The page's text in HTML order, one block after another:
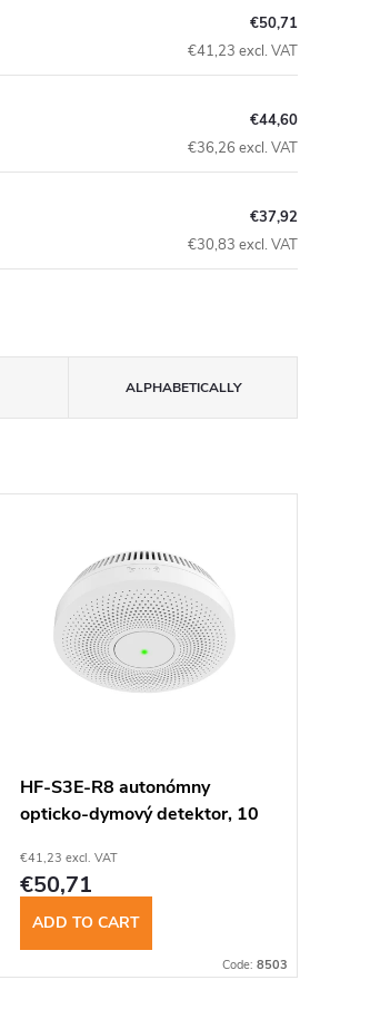
€50,71
€41,23 excl. VAT
€44,60
€36,26 excl. VAT
€37,92
€30,83 excl. VAT
ALPHABETICALLY
HF-S3E-R8 autonómny
opticko-dymový detektor, 10
€41,23 excl. VAT
€50,71
ADD TO CART
Code: 8503